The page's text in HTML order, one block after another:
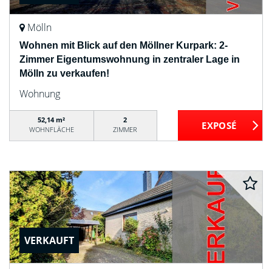
Mölln
Wohnen mit Blick auf den Möllner Kurpark: 2-
Zimmer Eigentumswohnung in zentraler Lage in
Mölln zu verkaufen!
Wohnung
52,14 m²
WOHNFLÄCHE
2
ZIMMER
VERKAUFT